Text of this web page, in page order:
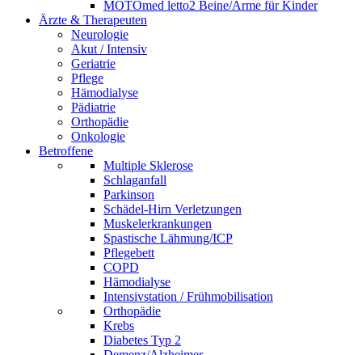
MOTOmed letto2 Beine/Arme für Kinder
Ärzte & Therapeuten
Neurologie
Akut / Intensiv
Geriatrie
Pflege
Hämodialyse
Pädiatrie
Orthopädie
Onkologie
Betroffene
Multiple Sklerose
Schlaganfall
Parkinson
Schädel-Hirn Verletzungen
Muskelerkrankungen
Spastische Lähmung/ICP
Pflegebett
COPD
Hämodialyse
Intensivstation / Frühmobilisation
Orthopädie
Krebs
Diabetes Typ 2